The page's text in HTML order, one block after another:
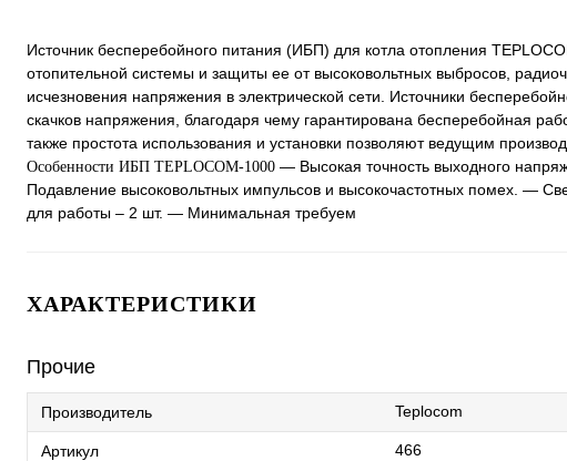
Источник бесперебойного питания (ИБП) для котла отопления
отопительной системы и защиты ее от высоковольтных выбросов,
исчезновения напряжения в электрической сети. Источники
скачков напряжения, благодаря чему гарантирована бесперебойная
также простота использования и установки позволяют ведущим
Особенности ИБП TEPLOCOM-1000 — Высокая точность выходного
Подавление высоковольтных импульсов и высокочастотных помех. —
для работы – 2 шт. — Минимальная требуем
ХАРАКТЕРИСТИКИ
Прочие
Производитель Teplocom
Артикул 466